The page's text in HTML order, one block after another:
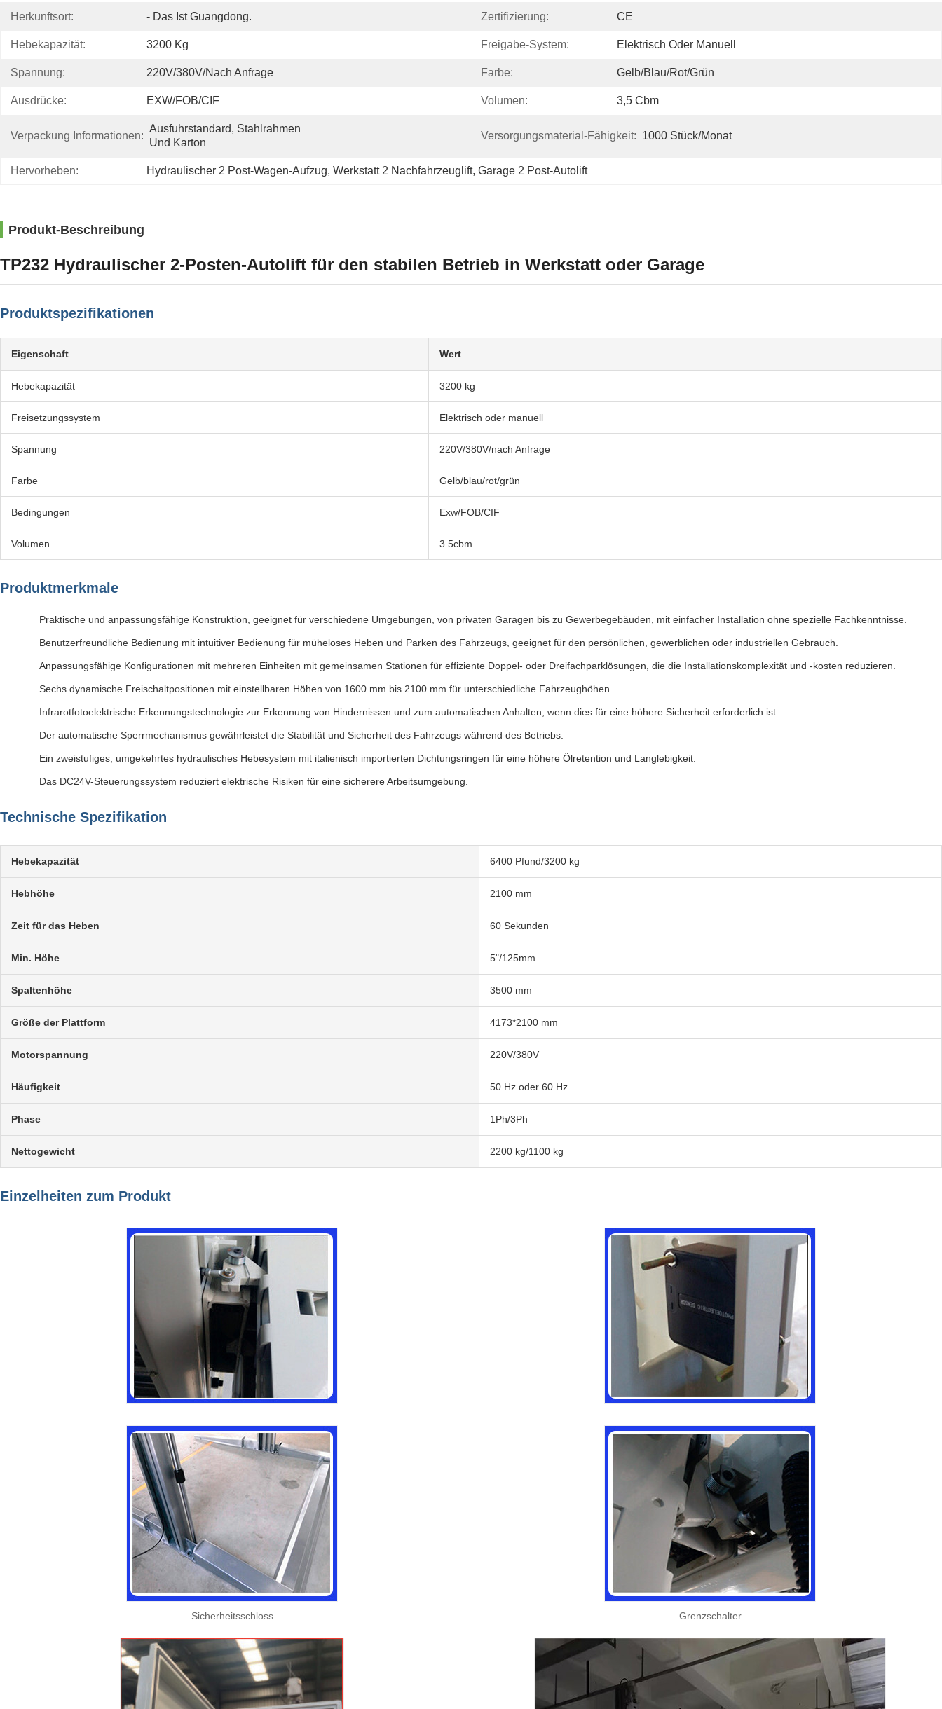
Herkunftsort: - Das Ist Guangdong. Zertifizierung: CE
Hebekapazität: 3200 Kg Freigabe-System: Elektrisch Oder Manuell
Spannung: 220V/380V/nach Anfrage Farbe: Gelb/Blau/Rot/Grün
Ausdrücke: EXW/FOB/CIF Volumen: 3,5 Cbm
Verpackung Informationen:
Ausfuhrstandard, Stahlrahmen
Und Karton
Versorgungsmaterial-Fähigkeit: 1000 Stück/Monat
Hervorheben: Hydraulischer 2 Post-Wagen-Aufzug, Werkstatt 2 Nachfahrzeuglift, Garage 2 Post-Autolift
Produkt-Beschreibung
TP232 Hydraulischer 2-Posten-Autolift für den stabilen Betrieb in Werkstatt oder Garage
Produktspezifikationen
Eigenschaft Wert
Hebekapazität 3200 kg
Freisetzungssystem Elektrisch oder manuell
Spannung 220V/380V/nach Anfrage
Farbe Gelb/blau/rot/grün
Bedingungen Exw/FOB/CIF
Volumen 3.5cbm
Produktmerkmale
Praktische und anpassungsfähige Konstruktion, geeignet für verschiedene Umgebungen, von privaten Garagen bis zu Gewerbegebäuden, mit einfacher Installation ohne spezielle Fachkenntnisse.
Benutzerfreundliche Bedienung mit intuitiver Bedienung für müheloses Heben und Parken des Fahrzeugs, geeignet für den persönlichen, gewerblichen oder industriellen Gebrauch.
Anpassungsfähige Konfigurationen mit mehreren Einheiten mit gemeinsamen Stationen für effiziente Doppel- oder Dreifachparklösungen, die die Installationskomplexität und -kosten reduzieren.
Sechs dynamische Freischaltpositionen mit einstellbaren Höhen von 1600 mm bis 2100 mm für unterschiedliche Fahrzeughöhen.
Infrarotfotoelektrische Erkennungstechnologie zur Erkennung von Hindernissen und zum automatischen Anhalten, wenn dies für eine höhere Sicherheit erforderlich ist.
Der automatische Sperrmechanismus gewährleistet die Stabilität und Sicherheit des Fahrzeugs während des Betriebs.
Ein zweistufiges, umgekehrtes hydraulisches Hebesystem mit italienisch importierten Dichtungsringen für eine höhere Ölretention und Langlebigkeit.
Das DC24V-Steuerungssystem reduziert elektrische Risiken für eine sicherere Arbeitsumgebung.
Technische Spezifikation
Hebekapazität 6400 Pfund/3200 kg
Hebhöhe 2100 mm
Zeit für das Heben 60 Sekunden
Min. Höhe 5"/125mm
Spaltenhöhe 3500 mm
Größe der Plattform 4173*2100 mm
Motorspannung 220V/380V
Häufigkeit 50 Hz oder 60 Hz
Phase 1Ph/3Ph
Nettogewicht 2200 kg/1100 kg
Einzelheiten zum Produkt
Sicherheitsschloss Grenzschalter